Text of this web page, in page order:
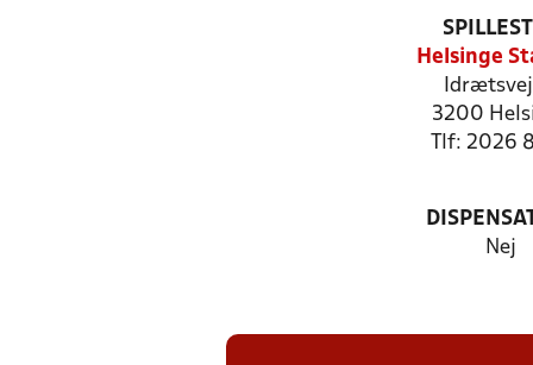
Helsinge
Idrætsvej
3200
Tlf: 2026
Nej